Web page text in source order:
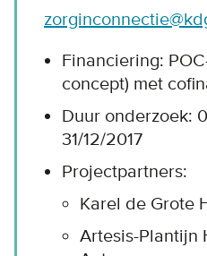
Financiering:
concept) met
Duur onderzoek:
31/12/2017
Projectpartners:
Karel de Grote
Artesis-Plantijn